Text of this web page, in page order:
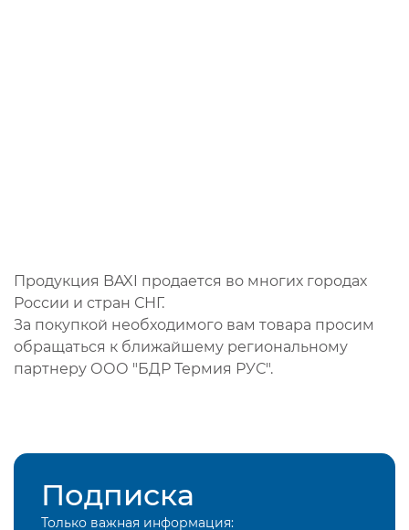
Продукция BAXI продается во многих городах
России и стран СНГ.
За покупкой необходимого вам товара просим
обращаться к ближайшему региональному
партнеру ООО "БДР Термия РУС".
Подписка
Только важная информация: